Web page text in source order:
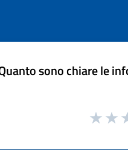
sono chiare le